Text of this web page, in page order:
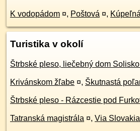
K vodopádom ¤, Poštová ¤, Kúpeľná
Turistika v okolí
Štrbské pleso, liečebný dom
Krivánskom žľabe ¤, Škutnastá
Štrbské pleso - Rázcestie pod
Tatranská magistrála ¤, Via